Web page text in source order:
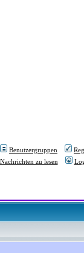
Benutzergruppen
zu lesen